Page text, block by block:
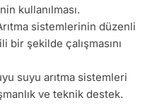
kullanılması.
sistemlerinin düzenli
bir şekilde çalışmasını
suyu arıtma sistemleri
ve teknik destek.